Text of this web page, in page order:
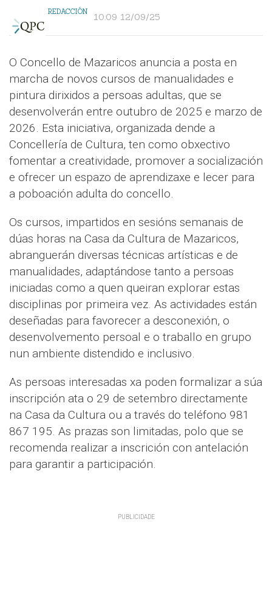
REDACCIÓN 10:09 12/09/25
O Concello de Mazaricos anuncia a posta en
marcha de novos cursos de manualidades e
pintura dirixidos a persoas adultas, que se
desenvolverán entre outubro de 2025 e marzo de
2026. Esta iniciativa, organizada dende a
Concellería de Cultura, ten como obxectivo
fomentar a creatividade, promover a socialización
e ofrecer un espazo de aprendizaxe e lecer para
a poboación adulta do concello.
Os cursos, impartidos en sesións semanais de
dúas horas na Casa da Cultura de Mazaricos,
abranguerán diversas técnicas artísticas e de
manualidades, adaptándose tanto a persoas
iniciadas como a quen queiran explorar estas
disciplinas por primeira vez. As actividades están
deseñadas para favorecer a desconexión, o
desenvolvemento persoal e o traballo en grupo
nun ambiente distendido e inclusivo.
As persoas interesadas xa poden formalizar a súa
inscripción ata o 29 de setembro directamente
na Casa da Cultura ou a través do teléfono 981
867 195. As prazas son limitadas, polo que se
recomenda realizar a inscrición con antelación
para garantir a participación.